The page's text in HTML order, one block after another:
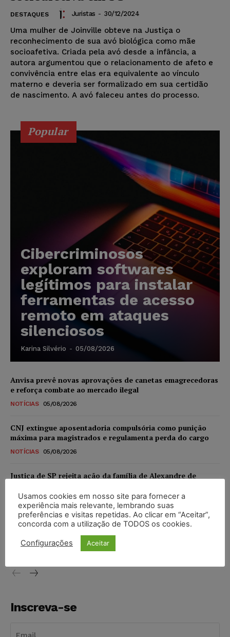
DESTAQUES Juristas - 30/12/2024
Uma mulher de Joinville obteve na Justiça o
reconhecimento de sua avó biológica como mãe
socioafetiva. Criada pela avó desde a infância, a
autora argumentou que o relacionamento de afeto e
convivência entre elas era equivalente ao vínculo
materno e deveria ser formalizado em sua certidão
de nascimento. A avó faleceu antes do processo.
Popular
Cibercriminosos
exploram softwares
legítimos para instalar
ferramentas de acesso
remoto em ataques
silenciosos
Karina Silvério - 05/08/2026
Anvisa prevê novas aprovações de canetas emagrecedoras
e reforça combate ao mercado ilegal
NOTÍCIAS 05/08/2026
CNJ extingue aposentadoria compulsória como punição
máxima para magistrados e regulamenta perda do cargo
NOTÍCIAS 05/08/2026
Justiça de SP rejeita ação da família de Alexandre de
NOTÍCIAS 05/08/2026
Conselho Nacional de Justiça determina afastamento da
juíza Gabriela Hardt por dois anos
NOTÍCIAS 05/08/2026
Inscreva-se
Usamos cookies em nosso site para fornecer a
experiência mais relevante, lembrando suas
preferências e visitas repetidas. Ao clicar em “Aceitar”,
concorda com a utilização de TODOS os cookies.
Configurações Aceitar